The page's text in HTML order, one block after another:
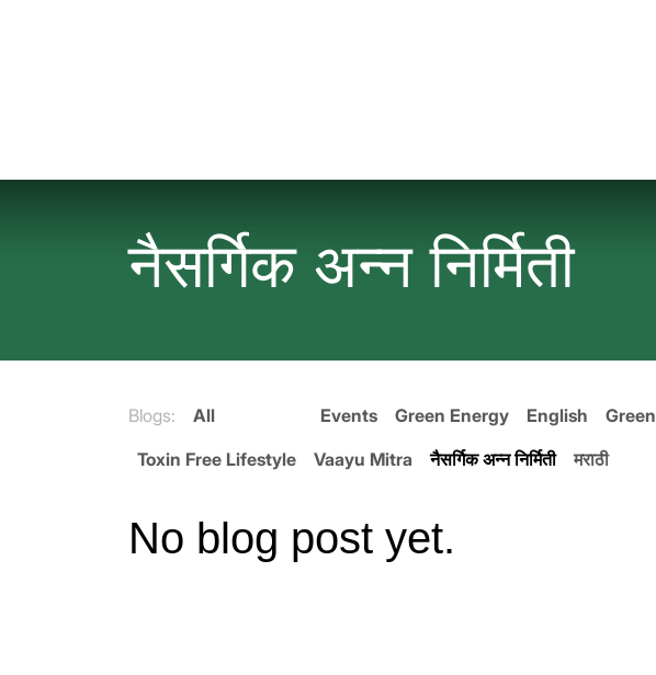
नैसर्गिक अन्न निर्मिती
Blogs: All Events Green Energy English Green
Toxin Free Lifestyle
Vaayu Mitra नैसर्गिक अन्न निर्मिती मराठी
No blog post yet.